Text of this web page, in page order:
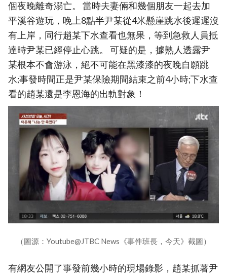
個夜晚離奇溺亡。 當時夫妻倆和幾個朋友一起去加
平溪谷遊玩，晚上8點半尹某從4米懸崖跳水後遲遲沒
有上岸，同行趙某下水查看也無果，等到急救人員抵
達時尹某已經停止心跳。 可疑的是，據熟人透露尹
某根本不會游泳，絕不可能在黑漆漆的夜晚自願跳
水;事發時間正是尹某保險期間結束之前4小時;下水查
看的趙某還是李恩海的出軌對象！
（圖源：Youtube@JTBC News《事件班長，今天》截圖）
有網友公開了事發前幾小時的現場錄影，趙某抓著尹